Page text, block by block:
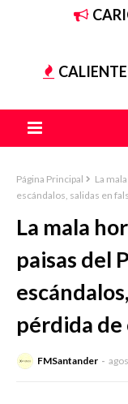
CALIENTE
Página Principal
La
escándalos, salidas en
La mala
paisas del
pérdida de
FMSantander